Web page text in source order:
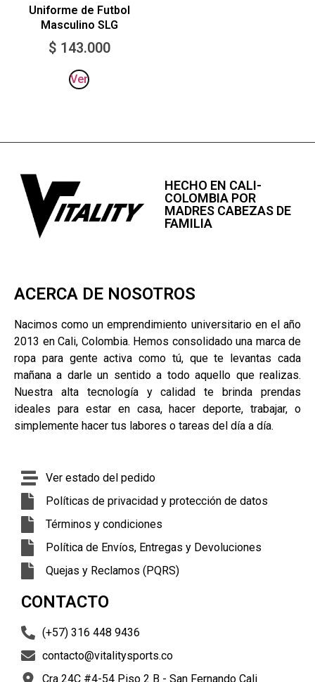
Uniforme de Futbol
Masculino SLG
$ 143.000
Ver
HECHO EN CALI-
COLOMBIA POR
MADRES CABEZAS DE
FAMILIA
ACERCA DE NOSOTROS
Nacimos como un emprendimiento universitario en el año
2013 en Cali, Colombia. Hemos consolidado una marca de
ropa para gente activa como tú, que te levantas cada
mañana a darle un sentido a todo aquello que realizas.
Nuestra alta tecnología y calidad te brinda prendas
ideales para estar en casa, hacer deporte, trabajar, o
simplemente hacer tus labores o tareas del día a día.
Ver estado del pedido
Políticas de privacidad y protección de datos
Términos y condiciones
Política de Envíos, Entregas y Devoluciones
Quejas y Reclamos (PQRS)
CONTACTO
(+57) 316 448 9436
contacto@vitalitysports.co
Cra 24C #4-54 Piso 2 B - San Fernando Cali